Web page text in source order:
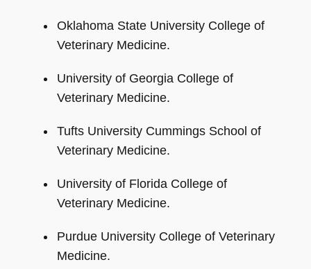
Oklahoma State University College of
Veterinary Medicine.
University of Georgia College of
Veterinary Medicine.
Tufts University Cummings School of
Veterinary Medicine.
University of Florida College of
Veterinary Medicine.
Purdue University College of Veterinary
Medicine.